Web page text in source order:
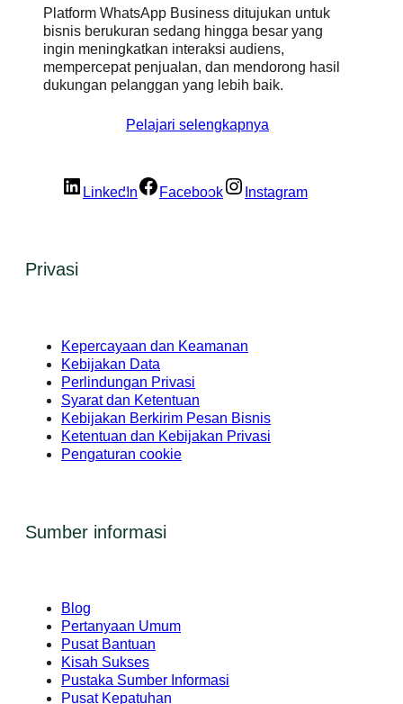
Platform WhatsApp Business ditujukan untuk
bisnis berukuran sedang hingga besar yang
ingin meningkatkan interaksi audiens,
mempercepat penjualan, dan mendorong hasil
dukungan pelanggan yang lebih baik.
Pelajari selengkapnya
LinkedIn Facebook Instagram
Privasi
Kepercayaan dan Keamanan
Kebijakan Data
Perlindungan Privasi
Syarat dan Ketentuan
Kebijakan Berkirim Pesan Bisnis
Ketentuan dan Kebijakan Privasi
Pengaturan cookie
Sumber informasi
Blog
Pertanyaan Umum
Pusat Bantuan
Kisah Sukses
Pustaka Sumber Informasi
Pusat Kepatuhan